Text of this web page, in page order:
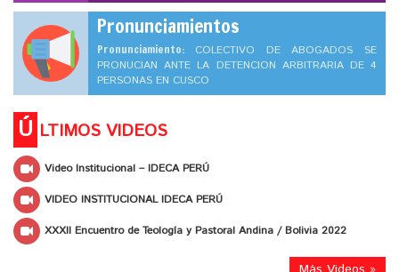
Pronunciamientos
Pronunciamiento: COLECTIVO DE ABOGADOS SE
PRONUCIAN ANTE LA DETENCION ARBITRARIA DE 4
PERSONAS EN CUSCO
Ú LTIMOS VIDEOS
Video Institucional – IDECA PERÚ
VIDEO INSTITUCIONAL IDECA PERÚ
XXXII Encuentro de Teología y Pastoral Andina / Bolivia 2022